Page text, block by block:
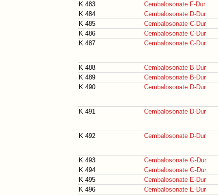
K 483
Cembalosonate F-Dur
K 484
Cembalosonate D-Dur
K 485
Cembalosonate C-Dur
K 486
Cembalosonate C-Dur
K 487
Cembalosonate C-Dur
K 488
Cembalosonate B-Dur
K 489
Cembalosonate B-Dur
K 490
Cembalosonate D-Dur
K 491 Cembalosonate D-Dur
K 492 Cembalosonate D-Dur
K 493
Cembalosonate G-Dur
K 494
Cembalosonate G-Dur
K 495
Cembalosonate E-Dur
K 496
Cembalosonate E-Dur